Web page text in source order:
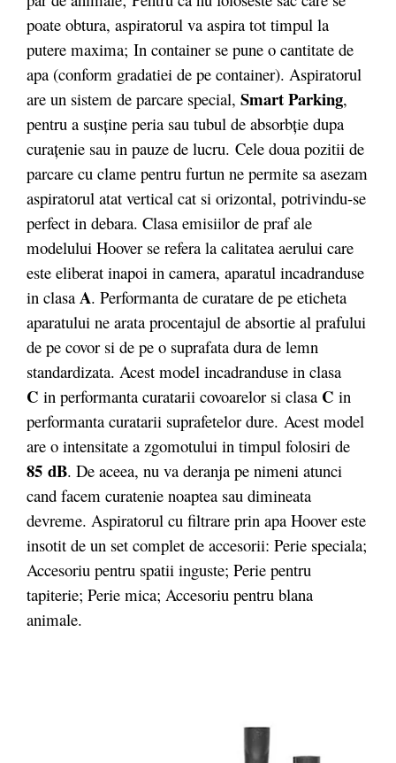
poate obtura, aspiratorul va aspira tot timpul la
putere maxima; In container se pune o cantitate de
apa (conform gradatiei de pe container). Aspiratorul
are un sistem de parcare special, Smart Parking,
pentru a susține peria sau tubul de absorbție dupa
curațenie sau in pauze de lucru. Cele doua pozitii de
parcare cu clame pentru furtun ne permite sa asezam
aspiratorul atat vertical cat si orizontal, potrivindu-se
perfect in debara. Clasa emisiilor de praf ale
modelului Hoover se refera la calitatea aerului care
este eliberat inapoi in camera, aparatul incadranduse
in clasa A. Performanta de curatare de pe eticheta
aparatului ne arata procentajul de absortie al prafului
de pe covor si de pe o suprafata dura de lemn
standardizata. Acest model incadranduse in clasa
C in performanta curatarii covoarelor si clasa C in
performanta curatarii suprafetelor dure. Acest model
are o intensitate a zgomotului in timpul folosiri de
85 dB. De aceea, nu va deranja pe nimeni atunci
cand facem curatenie noaptea sau dimineata
devreme. Aspiratorul cu filtrare prin apa Hoover este
insotit de un set complet de accesorii: Perie speciala;
Accesoriu pentru spatii inguste; Perie pentru
tapiterie; Perie mica; Accesoriu pentru blana
animale.